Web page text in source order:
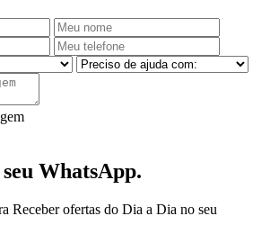
WhatsApp.
Receber ofertas do Dia a Dia no seu